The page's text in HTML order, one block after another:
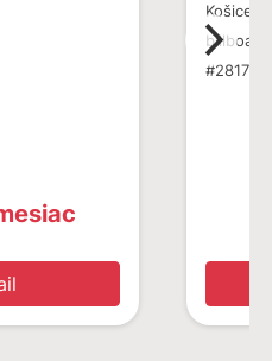
Košice
billboard
#281795